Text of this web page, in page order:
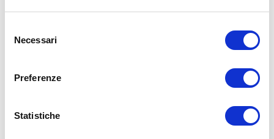
delNecessari
Preferenze
Statistiche